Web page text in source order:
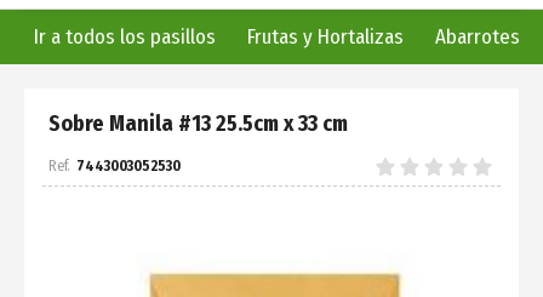
Ir a todos los pasillos Frutas y Hortalizas Abarrotes
Sobre Manila #13 25.5cm x 33 cm
7443003052530